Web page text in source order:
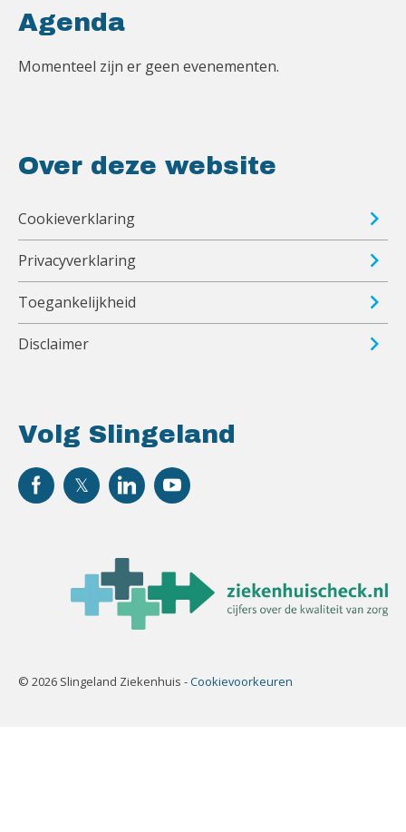
Volg Slingeland
Agenda
Momenteel zijn er geen evenementen.
Over deze website
Cookieverklaring
Privacyverklaring
Toegankelijkheid
Disclaimer
© 2026 Slingeland Ziekenhuis -Cookievoorkeuren